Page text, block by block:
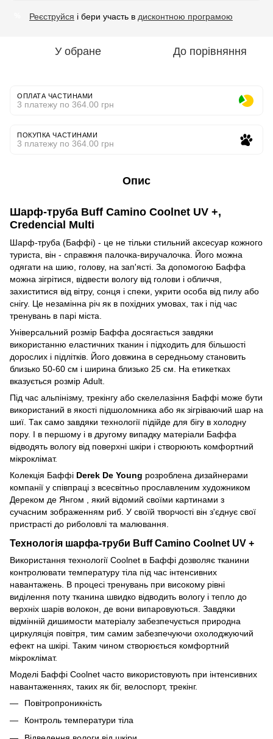
Реєструйся і бери участь в дисконтною програмою
У обране До порівняння
ОПЛАТА ЧАСТИНАМИ
3 платежу по 364.00 грн
ПОКУПКА ЧАСТИНАМИ
3 платежу по 364.00 грн
Опис
Шарф-труба Buff Camino Coolnet UV +,
Credencial Multi
Шарф-труба (Баффі) - це не тільки стильний аксесуар кожного
туриста, він - справжня палочка-виручалочка. Його можна
одягати на шию, голову, на зап'ясті. За допомогою Баффа
можна зігрітися, відвести вологу від голови і обличчя,
захиститися від вітру, сонця і спеки, укрити особа від пилу або
снігу. Це незамінна річ як в похідних умовах, так і під час
тренувань в парі міста.
Універсальний розмір Баффа досягається завдяки
використанню еластичних тканин і підходить для більшості
дорослих і підлітків. Його довжина в середньому становить
близько 50-60 см і ширина близько 25 см. На етикетках
вказується розмір Adult.
Під час альпінізму, трекінгу або скелелазіння Баффі може бути
використаний в якості підшоломника або як зігріваючий шар на
шиї. Так само завдяки технології підійде для бігу в холодну
пору. І в першому і в другому випадку матеріали Баффа
відводять вологу від поверхні шкіри і створюють комфортний
мікроклімат.
Колекція Баффі Derek De Young розроблена дизайнерами
компанії у співпраці з всесвітньо прославленим художником
Дереком де Янгом , який відомий своїми картинами з
сучасним зображенням риб. У своїй творчості він з'єднує свої
пристрасті до риболовлі та малювання.
Технологія шарфа-труби Buff Camino Coolnet UV +
Використання технології Coolnet в Баффі дозволяє тканини
контролювати температуру тіла під час інтенсивних
навантажень. В процесі тренувань при високому рівні
виділення поту тканина швидко відводить вологу і тепло до
верхніх шарів волокон, де вони випаровуються. Завдяки
відмінній дишимости матеріалу забезпечується природна
циркуляція повітря, тим самим забезпечуючи охолоджуючий
ефект на шкірі. Таким чином створюється комфортний
мікроклімат.
Моделі Баффі Coolnet часто використовують при інтенсивних
навантаженнях, таких як біг, велоспорт, трекінг.
Повітропроникність
Контроль температури тіла